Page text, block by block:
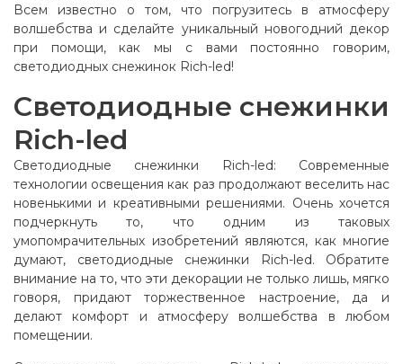
Всем известно о том, что погрузитесь в атмосферу
волшебства и сделайте уникальный новогодний декор
при помощи, как мы с вами постоянно говорим,
светодиодных снежинок Rich-led!
Светодиодные снежинки
Rich-led
Светодиодные снежинки Rich-led: Современные
технологии освещения как раз продолжают веселить нас
новенькими и креативными решениями. Очень хочется
подчеркнуть то, что одним из таковых
умопомрачительных изобретений являются, как многие
думают, светодиодные снежинки Rich-led. Обратите
внимание на то, что эти декорации не только лишь, мягко
говоря, придают торжественное настроение, да и
делают комфорт и атмосферу волшебства в любом
помещении.